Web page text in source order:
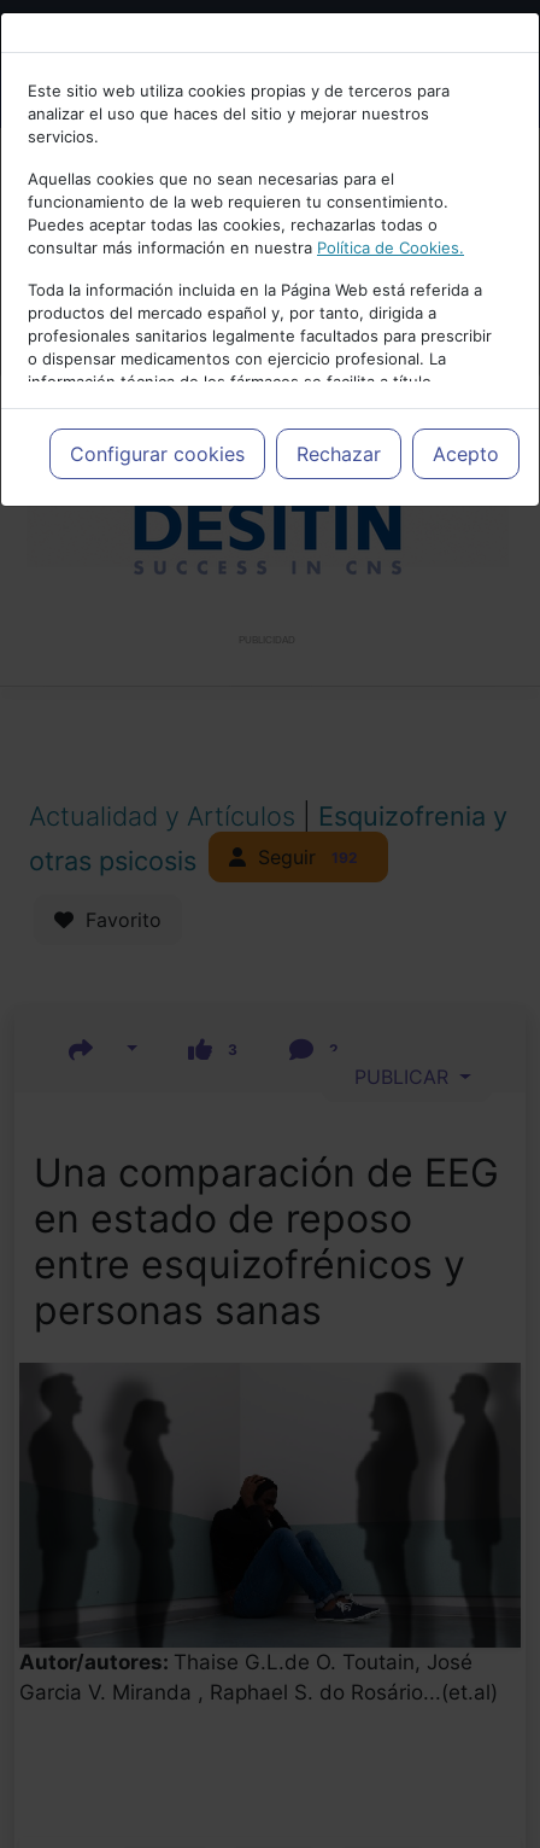
Bienvenid@ a psiquiatria.com
Escribe tu Email
Accede o regístrate con tu email.
Cancelar
Este sitio web utiliza cookies propias y de terceros para
analizar el uso que haces del sitio y mejorar nuestros
servicios.
Aquellas cookies que no sean necesarias para el
funcionamiento de la web requieren tu consentimiento.
Puedes aceptar todas las cookies, rechazarlas todas o
consultar más información en nuestra Política de Cookies.
Toda la información incluida en la Página Web está referida a
productos del mercado español y, por tanto, dirigida a
profesionales sanitarios legalmente facultados para prescribir
o dispensar medicamentos con ejercicio profesional. La
información técnica de los fármacos se facilita a título
meramente informativo, siendo responsabilidad de los
profesionales facultados prescribir medicamentos y decidir, en
cada caso concreto, el tratamiento más adecuado a las
necesidades del paciente.
Configurar cookies Rechazar Acepto
Actualidad y Artículos
Esquizofrenia y
otras psicosis
Seguir 192
Favorito
3 2
PUBLICAR
Una comparación de EEG
en estado de reposo
entre esquizofrénicos y
personas sanas
Autor/autores: Thaise G.L.de O. Toutain, José
Garcia V. Miranda , Raphael S. do Rosário...(et.al)